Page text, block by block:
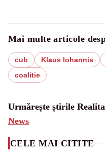
Mai multe articole
cub Klaus Iohannis
coalitie
Urmărește știrile
News
CELE MAI CITITE